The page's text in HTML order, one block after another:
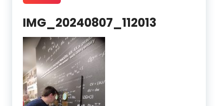
IMG_20240807_112013